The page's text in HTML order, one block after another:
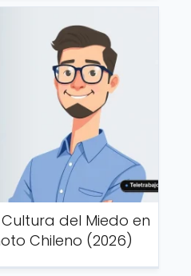
del Miedo en
Chileno (2026)